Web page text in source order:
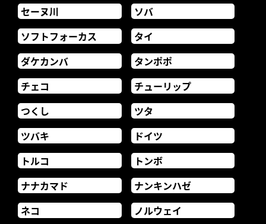
セーヌ川
ソバ
ソフトフォーカス
タイ
ダケカンバ
タンポポ
チェコ
チューリップ
つくし
ツタ
ツバキ
ドイツ
トルコ
トンボ
ナナカマド
ナンキンハゼ
ネコ
ノルウェイ